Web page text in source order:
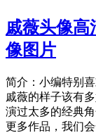
戚薇头像高
像图片
简介：小编特别
戚薇的样子该有
演过太多的经典
更多作品，我们